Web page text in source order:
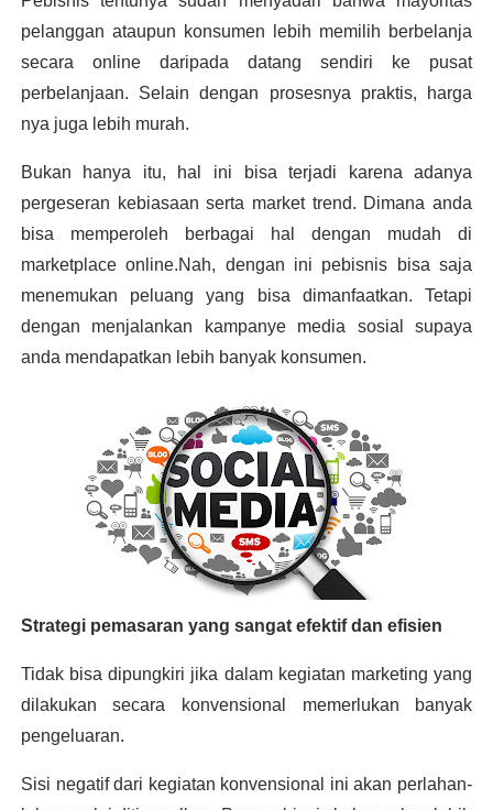
pelanggan ataupun konsumen lebih memilih berbelanja
secara online daripada datang sendiri ke pusat
perbelanjaan. Selain dengan prosesnya praktis, harga
nya juga lebih murah.
Bukan hanya itu, hal ini bisa terjadi karena adanya
pergeseran kebiasaan serta market trend. Dimana anda
bisa memperoleh berbagai hal dengan mudah di
marketplace online.Nah, dengan ini pebisnis bisa saja
menemukan peluang yang bisa dimanfaatkan. Tetapi
dengan menjalankan kampanye media sosial supaya
anda mendapatkan lebih banyak konsumen.
Strategi pemasaran yang sangat efektif dan efisien
Tidak bisa dipungkiri jika dalam kegiatan marketing yang
dilakukan secara konvensional memerlukan banyak
pengeluaran.
Sisi negatif dari kegiatan konvensional ini akan perlahan-